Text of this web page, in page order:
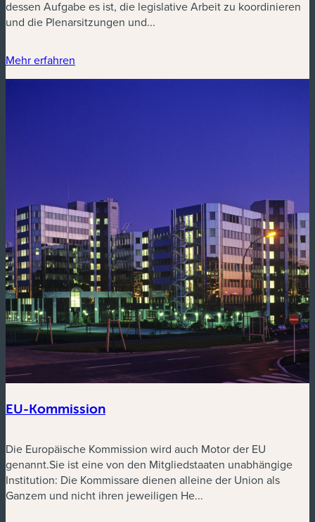
dessen Aufgabe es ist, die legislative Arbeit zu koordinieren
und die Plenarsitzungen und...
Mehr erfahren
EU-Kommission
Die Europäische Kommission wird auch Motor der EU
genannt.Sie ist eine von den Mitgliedstaaten unabhängige
Institution: Die Kommissare dienen alleine der Union als
Ganzem und nicht ihren jeweiligen He...